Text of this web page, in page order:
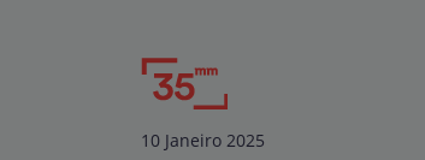
10 Janeiro 2025